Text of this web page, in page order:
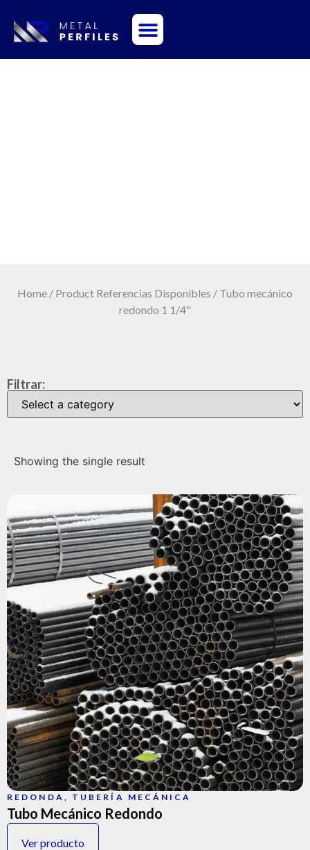
Home / Product Referencias Disponibles / Tubo mecánico
redondo 1 1/4"
Filtrar:
Showing the single result
REDONDA , TUBERÍA MECÁNICA
Tubo Mecánico Redondo
Ver producto